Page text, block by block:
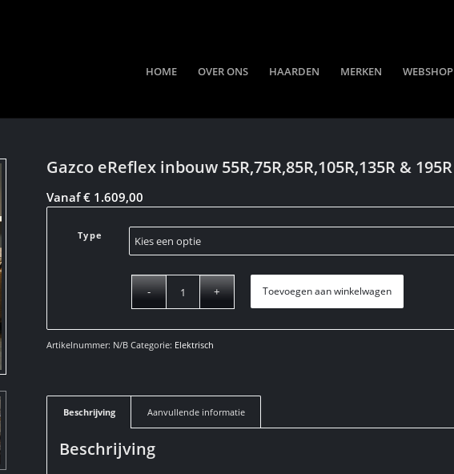
HOME OVER ONS HAARDEN MERKEN WEBSHOP
Gazco eReflex inbouw 55R,75R,85R,105R,135R & 195R
Vanaf€ 1.609,00
Type
Toevoegen aan winkelwagen
Artikelnummer: N/B Categorie: Elektrisch
Beschrijving Aanvullende informatie
Beschrijving